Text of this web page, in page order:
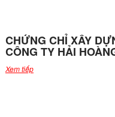
CHỨNG CHỈ XÂY
CÔNG TY HẢI
Xem tiếp